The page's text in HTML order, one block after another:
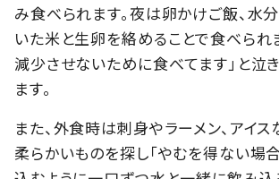
み食べられます。夜は卵かけご飯、水
いた米と生卵を絡めることで食べられ
減少させないために食べてます」と泣
ます。
また、外食時は刺身やラーメン、アイ
柔らかいものを探し「やむを得ない場